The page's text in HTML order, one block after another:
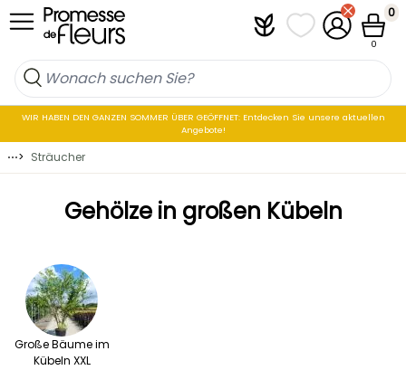
Zum Inhalt springen PlantfitMeineMein Konto
0
0
WIR HABEN DEN GANZEN SOMMER ÜBER GEÖFFNET: Entdecken Sie unsere aktuellen
Angebote!
⋯> Sträucher
Gehölze in großen Kübeln
Große Bäume im
Kübeln XXL